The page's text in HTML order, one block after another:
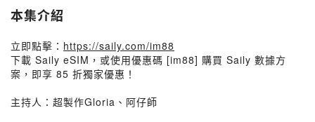
本集介紹
立即點擊： https://saily.com/im88
下載 Saily eSIM，或使用優惠碼 [im88] 購買 Saily 數據方
案，即享 85 折獨家優惠！
主持人：超製作Gloria、阿仔師